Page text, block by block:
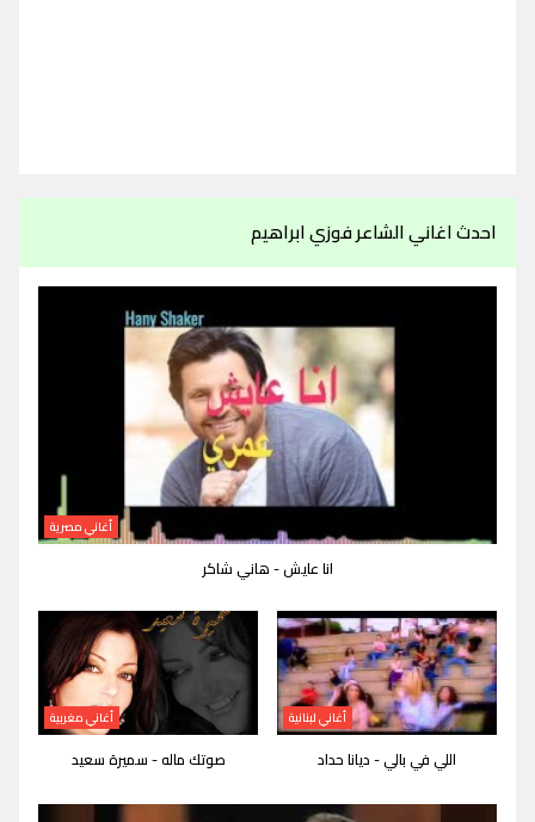
احدث اغاني الشاعر فوزي ابراهيم
أغاني مصرية
انا عايش - هاني شاكر
أغاني لبنانية
اللي في بالي - ديانا حداد
أغاني مغربية
صوتك ماله - سميرة سعيد